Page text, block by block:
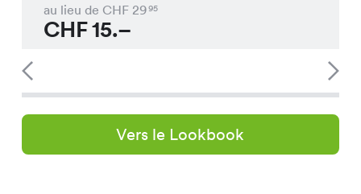
au lieu de CHF 2995
CHF15.–
Vers le Lookbook